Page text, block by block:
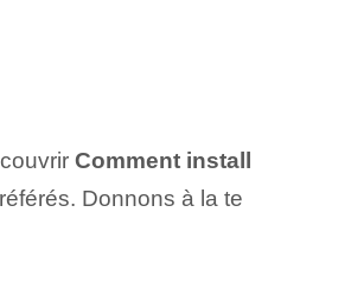
Comment install
Donnons à la te